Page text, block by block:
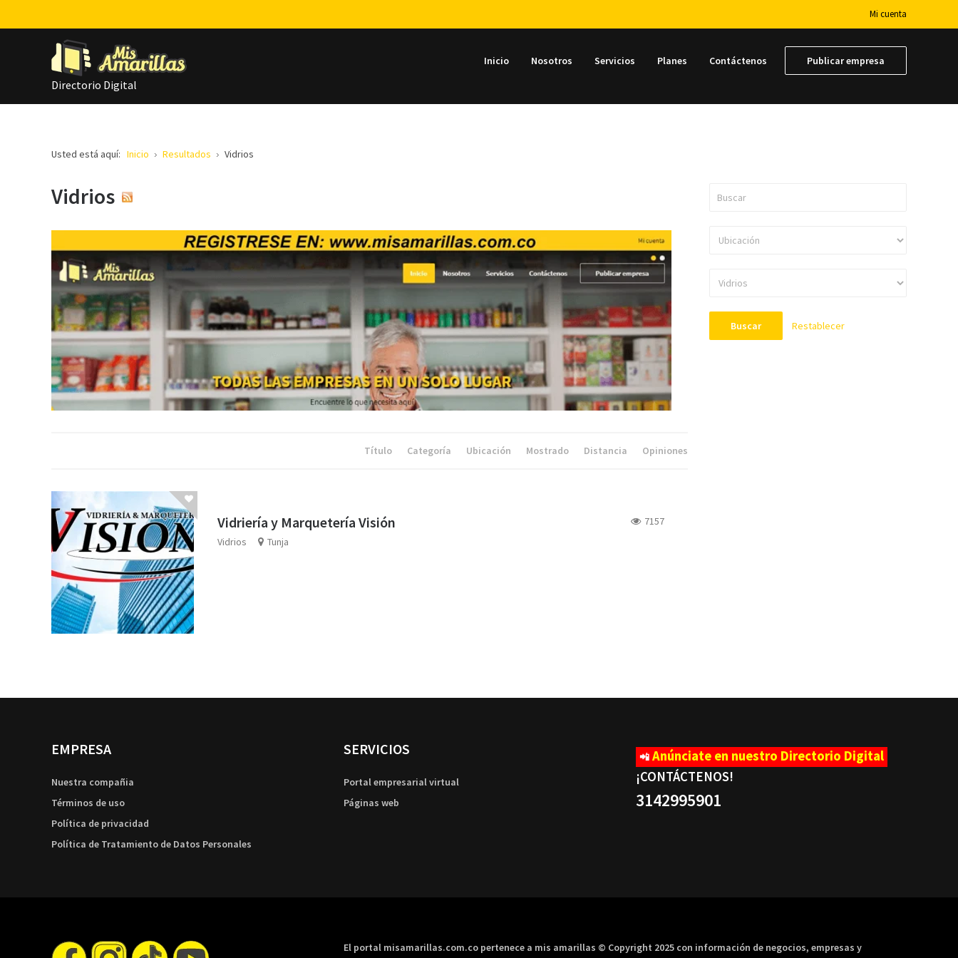
Mi cuenta
Directorio Digital
Inicio Nosotros Servicios Planes Contáctenos Publicar empresa
Usted está aquí: Inicio Resultados Vidrios
Vidrios
Título Categoría Ubicación Mostrado Distancia Opiniones
Vidriería y Marquetería Visión
Vidrios Tunja
7157
Buscar Restablecer
EMPRESA
Nuestra compañia
Términos de uso
Política de privacidad
Política de Tratamiento de Datos Personales
SERVICIOS
Portal empresarial virtual
Páginas web
📲 Anúnciate en nuestro Directorio Digital
¡CONTÁCTENOS!
3142995901
El portal misamarillas.com.co pertenece a mis amarillas © Copyright 2025 con información de negocios, empresas y